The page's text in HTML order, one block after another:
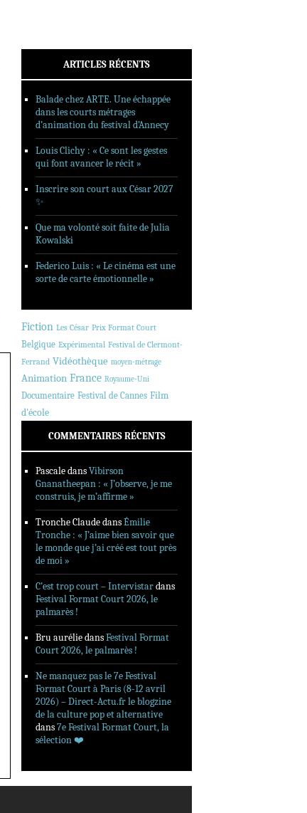
ARTICLES RÉCENTS
Balade chez ARTE. Une échappée
dans les courts métrages
d’animation du festival d’Annecy
Louis Clichy : « Ce sont les gestes
qui font avancer le récit »
Inscrire son court aux César 2027
✨
Que ma volonté soit faite de Julia
Kowalski
Federico Luis : « Le cinéma est une
sorte de carte émotionnelle »
Fiction Les César Prix Format Court
Belgique Expérimental Festival de Clermont-
Ferrand Vidéothèque moyen-métrage
Animation France Royaume-Uni
Documentaire Festival de Cannes Film
d'école
COMMENTAIRES RÉCENTS
PascaledansVibirson
Gnanatheepan : « J’observe, je me
construis, je m’affirme »
Tronche ClaudedansÉmilie
Tronche : « J’aime bien savoir que
le monde que j’ai créé est tout près
de moi »
C’est trop court – Intervistardans
Festival Format Court 2026, le
palmarès !
Bru auréliedansFestival Format
Court 2026, le palmarès !
Ne manquez pas le 7e Festival
Format Court à Paris (8-12 avril
2026) – Direct-Actu.fr le blogzine
de la culture pop et alternative
dans7e Festival Format Court, la
sélection ❤️‍